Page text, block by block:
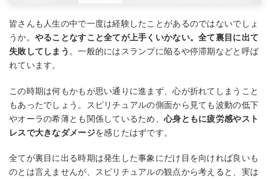
皆さんも人生の中で一度は経験したことがあるのではないでしょ
うか。 やることなすこと全てが上手くいかない。全て裏目に出て
失敗してしまう 。一般的にはスランプに陥るや停滞期などと呼ば
れています。
この時期は何もかもが思い通りに進まず、心が折れてしまうこと
もあったでしょう。スピリチュアルの側面から見ても波動の低下
やオーラの希薄とも関係しているため、心身ともに疲労感やスト
レスで大きなダメージを感じたはずです。
全てが裏目に出る時期は発生した事象にだけ目を向ければ良いも
のとは言えませんが、スピリチュアルの観点から考えると、実は